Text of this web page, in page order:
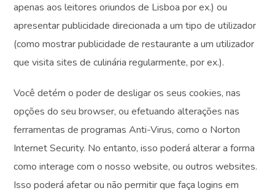
apenas aos leitores oriundos de Lisboa por ex.) ou
apresentar publicidade direcionada a um tipo de utilizador
(como mostrar publicidade de restaurante a um utilizador
que visita sites de culinária regularmente, por ex.).
Você detém o poder de desligar os seus cookies, nas
opções do seu browser, ou efetuando alterações nas
ferramentas de programas Anti-Virus, como o Norton
Internet Security. No entanto, isso poderá alterar a forma
como interage com o nosso website, ou outros websites.
Isso poderá afetar ou não permitir que faça logins em